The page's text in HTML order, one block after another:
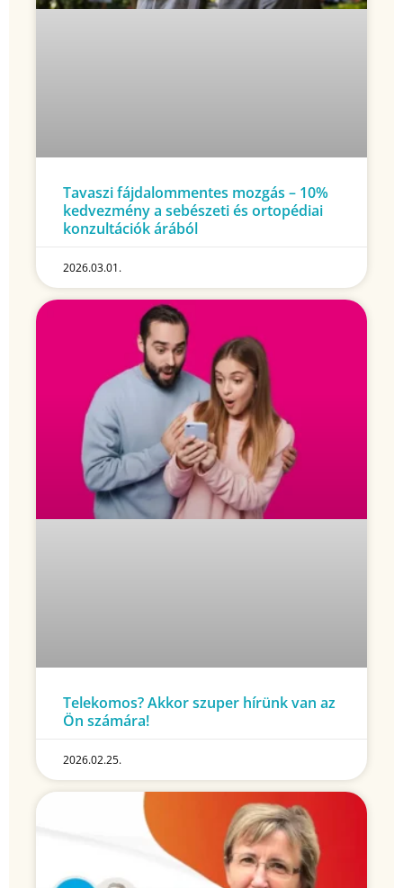
Tavaszi fájdalommentes mozgás – 10%
kedvezmény a sebészeti és ortopédiai
konzultációk árából
2026.03.01.
Telekomos? Akkor szuper hírünk van az
Ön számára!
2026.02.25.